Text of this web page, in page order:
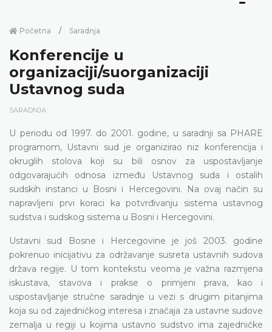
Početna Saradnja
Konferencije u
organizaciji/suorganizaciji
Ustavnog suda
SARADNJA
U periodu od 1997. do 2001. godine, u saradnji sa PHARE
programom, Ustavni sud je organizirao niz konferencija i
okruglih stolova koji su bili osnov za uspostavljanje
odgovarajućih odnosa između Ustavnog suda i ostalih
sudskih instanci u Bosni i Hercegovini. Na ovaj način su
napravljeni prvi koraci ka potvrđivanju sistema ustavnog
sudstva i sudskog sistema u Bosni i Hercegovini.
Ustavni sud Bosne i Hercegovine je još 2003. godine
pokrenuo inicijativu za održavanje susreta ustavnih sudova
država regije. U tom kontekstu veoma je važna razmjena
iskustava, stavova i prakse o primjeni prava, kao i
uspostavljanje stručne saradnje u vezi s drugim pitanjima
koja su od zajedničkog interesa i značaja za ustavne sudove
zemalja u regiji u kojima ustavno sudstvo ima zajedničke